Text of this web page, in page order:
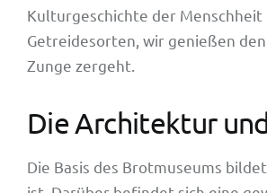
Kulturgeschichte der Menschheit
Getreidesorten, wir genießen
Zunge zergeht.
Die Architektur
Die Basis des Brotmuseums